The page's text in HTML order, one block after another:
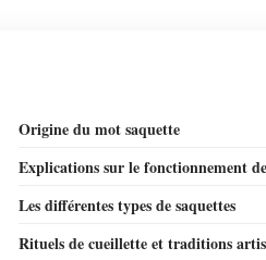
Origine du mot saquette
Explications sur le fonctionnement
Les différentes types de saquettes
Rituels de cueillette et traditions